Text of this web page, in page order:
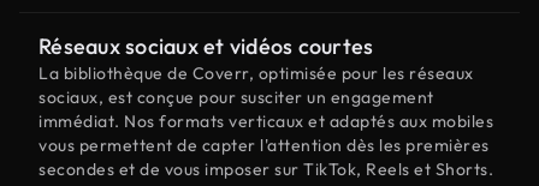
Réseaux sociaux et vidéos courtes
La bibliothèque de Coverr, optimisée pour les réseaux
sociaux, est conçue pour susciter un engagement
immédiat. Nos formats verticaux et adaptés aux mobiles
vous permettent de capter l'attention dès les premières
secondes et de vous imposer sur TikTok, Reels et Shorts.